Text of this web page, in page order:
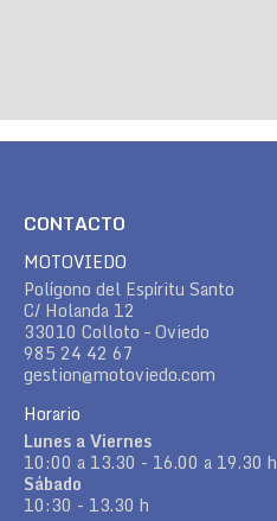
CONTACTO
MOTOVIEDO
Polígono del Espíritu Santo
C/ Holanda 12
33010 Colloto – Oviedo
985 24 42 67
gestion@motoviedo.com
Horario
Lunes a Viernes
10:00 a 13.30 - 16.00 a 19.30 h
Sábado
10:30 - 13.30 h